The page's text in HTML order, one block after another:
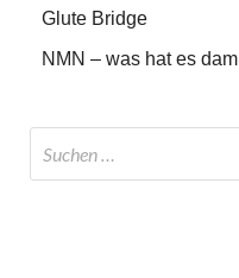
Glute Bridge
NMN – was hat es